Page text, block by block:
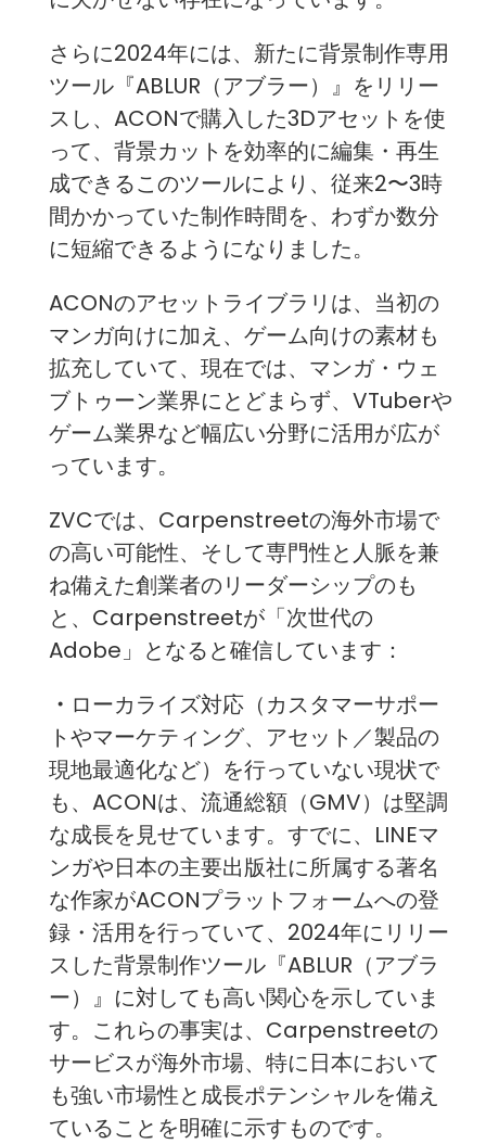
さらに2024年には、新たに背景制作専用
ツール『ABLUR（アブラー）』をリリー
スし、ACONで購入した3Dアセットを使
って、背景カットを効率的に編集・再生
成できるこのツールにより、従来2〜3時
間かかっていた制作時間を、わずか数分
に短縮できるようになりました。
ACONのアセットライブラリは、当初の
マンガ向けに加え、ゲーム向けの素材も
拡充していて、現在では、マンガ・ウェ
ブトゥーン業界にとどまらず、VTuberや
ゲーム業界など幅広い分野に活用が広が
っています。
ZVCでは、Carpenstreetの海外市場で
の高い可能性、そして専門性と人脈を兼
ね備えた創業者のリーダーシップのも
と、Carpenstreetが「次世代の
Adobe」となると確信しています：
・ ローカライズ対応（カスタマーサポー
トやマーケティング、アセット／製品の
現地最適化など）を行っていない現状で
も、ACONは、流通総額（GMV）は堅調
な成長を見せています。すでに、LINEマ
ンガや日本の主要出版社に所属する著名
な作家がACONプラットフォームへの登
録・活用を行っていて、2024年にリリー
スした背景制作ツール『ABLUR（アブラ
ー）』に対しても高い関心を示していま
す。これらの事実は、Carpenstreetの
サービスが海外市場、特に日本において
も強い市場性と成長ポテンシャルを備え
ていることを明確に示すものです。